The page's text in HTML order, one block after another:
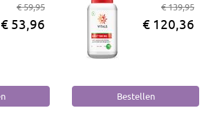
€ 59,95
€ 53,96
€ 139,95
€ 120,36